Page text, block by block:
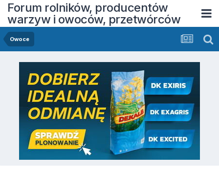
Forum rolników, producentów
warzyw i owoców, przetwórców
Owoce